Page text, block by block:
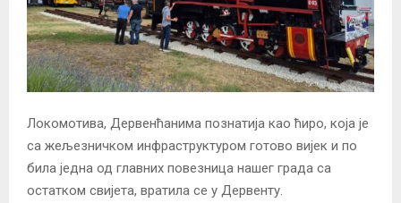
Локомотива, Дервенћанима познатија као ћиро, која је
са жељезничком инфраструктуром готово вијек и по
била једна од главних повезница нашег града са
остатком свијета, вратила се у Дервенту.